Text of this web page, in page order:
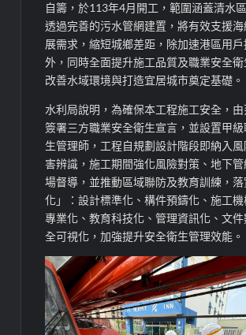
自籌，於113年4月開工，範圍涵蓋清水
透過完善的污水管網建置，將有效支援
展需求，縮短城鄉差距，除加速港區用
外，同時全面提升施工品質及職業安全
改善水域環境與打造宜居城市奠定基礎。
水利局說明，為確保本工程施工安全，由
簽署三方職業安全衛生宣言，並設置甲
生管理師，工程自規劃設計階段即納入
害辨識，施工期間強化風險對策、地下
場督導，並推動區域聯防及教育訓練，落
化」：設計標準化、構件預鑄化、施工機
專業化、教育科技化、管理資訊化、文
全可視化，加強提升安全衛生管理效能。